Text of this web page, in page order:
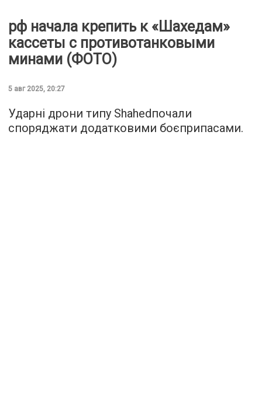
рф начала крепить к «Шахедам»
кассеты с противотанковыми
минами (ФОТО)
5 авг 2025, 20:27
Ударні дрони типу Shahedпочали
споряджати додатковими боєприпасами.